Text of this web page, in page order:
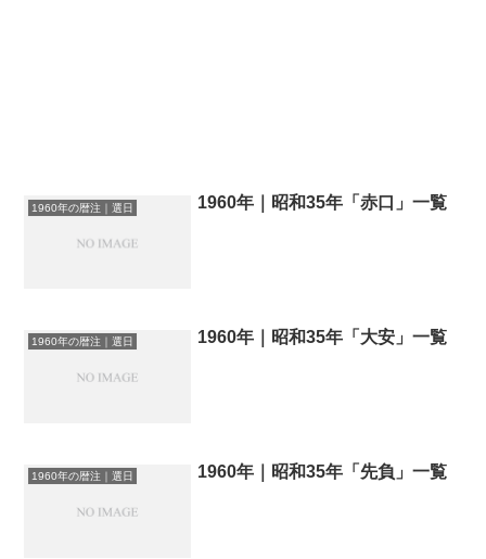
1960年の暦注｜選日 1960年｜昭和35年「赤口」一覧
1960年の暦注｜選日 1960年｜昭和35年「大安」一覧
1960年の暦注｜選日 1960年｜昭和35年「先負」一覧